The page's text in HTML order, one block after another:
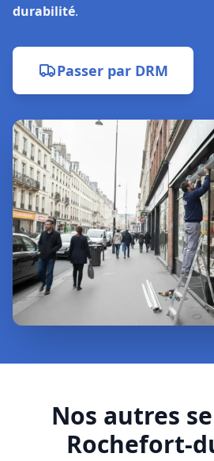
durabilité.
Passer par DRM
Nos autres
Rochefort-